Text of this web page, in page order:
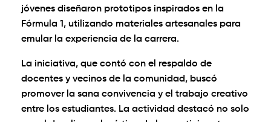
jóvenes diseñaron prototipos inspirados en la
Fórmula 1, utilizando materiales artesanales para
emular la experiencia de la carrera.
La iniciativa, que contó con el respaldo de
docentes y vecinos de la comunidad, buscó
promover la sana convivencia y el trabajo creativo
entre los estudiantes. La actividad destacó no solo